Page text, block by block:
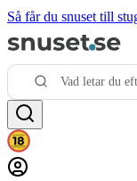
Så får du snuset till